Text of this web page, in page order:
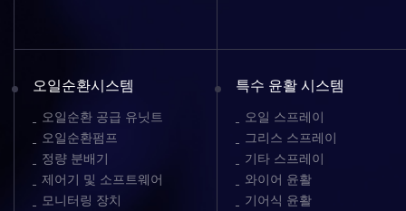
오일순환시스템
오일순환 공급 유닛트
오일순환펌프
정량 분배기
제어기 및 소프트웨어
모니터링 장치
특수 윤활 시스템
오일 스프레이
그리스 스프레이
기타 스프레이
와이어 윤활
기어식 윤활